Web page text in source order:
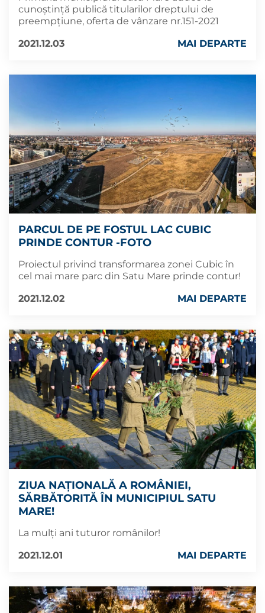
cunoștință publică titularilor dreptului de
preempțiune, oferta de vânzare nr.151-2021
2021.12.03
MAI DEPARTE
PARCUL DE PE FOSTUL LAC CUBIC
PRINDE CONTUR -FOTO
Proiectul privind transformarea zonei Cubic în
cel mai mare parc din Satu Mare prinde contur!
2021.12.02
MAI DEPARTE
ZIUA NAȚIONALĂ A ROMÂNIEI,
SĂRBĂTORITĂ ÎN MUNICIPIUL SATU
MARE!
La mulți ani tuturor românilor!
2021.12.01
MAI DEPARTE